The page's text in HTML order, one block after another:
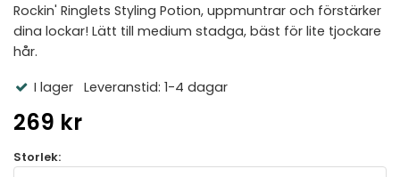
Rockin' Ringlets Styling Potion, uppmuntrar och förstärker
dina lockar! Lätt till medium stadga, bäst för lite tjockare
hår.
I lager Leveranstid: 1-4 dagar
269 kr
Storlek: